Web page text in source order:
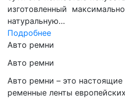
изготовленный
натуральную…
Подробнее
Авто ремни
Авто ремни
Авто ремни – это настоящие
ременные ленты